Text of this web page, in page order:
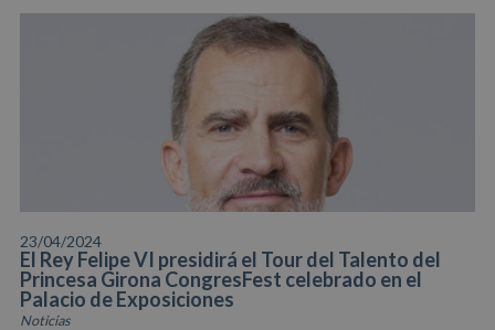
23/04/2024
El Rey Felipe VI presidirá el Tour del Talento del
Princesa Girona CongresFest celebrado en el
Palacio de Exposiciones
Noticias